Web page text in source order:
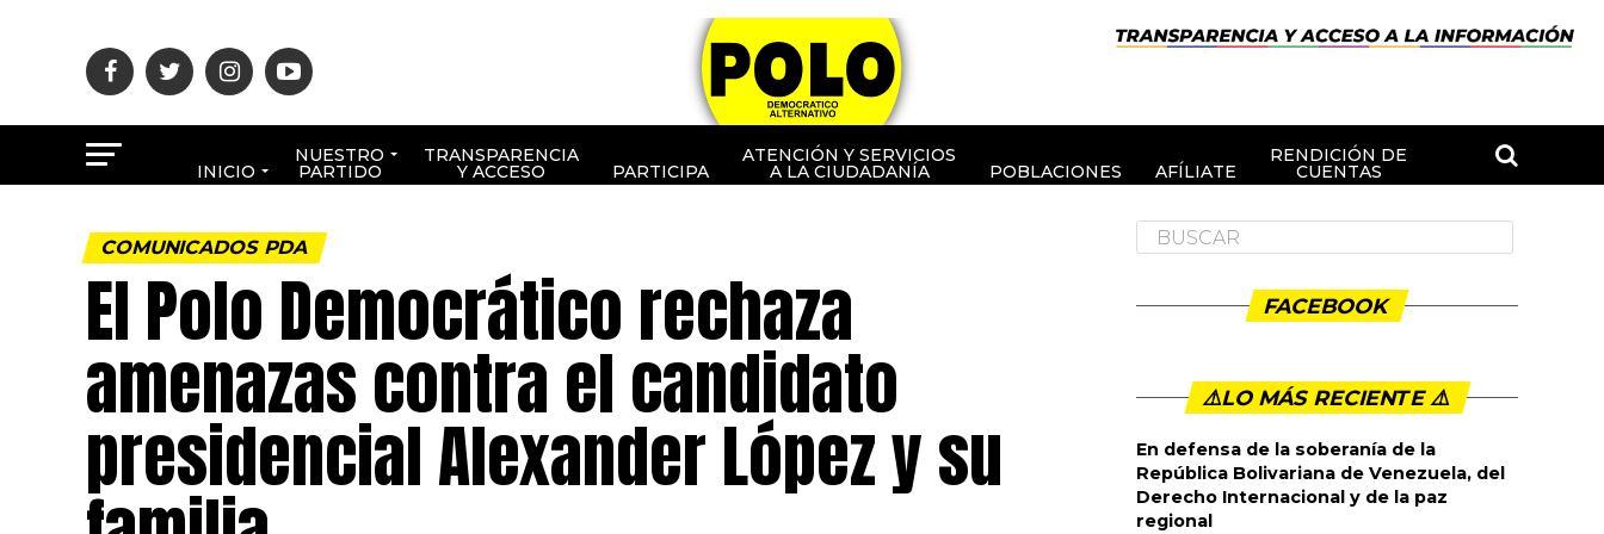
INICIO
NUESTRO
PARTIDO
TRANSPARENCIA
Y ACCESO PARTICIPA
ATENCIÓN Y SERVICIOS
A LA CIUDADANÍA POBLACIONES AFÍLIATE
RENDICIÓN DE
CUENTAS
COMUNICADOS PDA
El Polo Democrático rechaza
amenazas contra el candidato
presidencial Alexander López y su
FACEBOOK
⚠️LO MÁS RECIENTE ⚠️️
En defensa de la soberanía de la
República Bolivariana de Venezuela, del
Derecho Internacional y de la paz
regional